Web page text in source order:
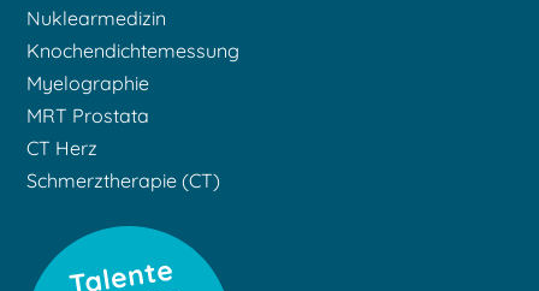
Nuklearmedizin
Knochendichtemessung
Myelographie
MRT Prostata
CT Herz
Schmerztherapie (CT)